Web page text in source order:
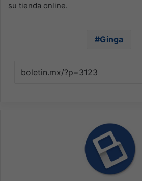
su tienda online.
Ginga